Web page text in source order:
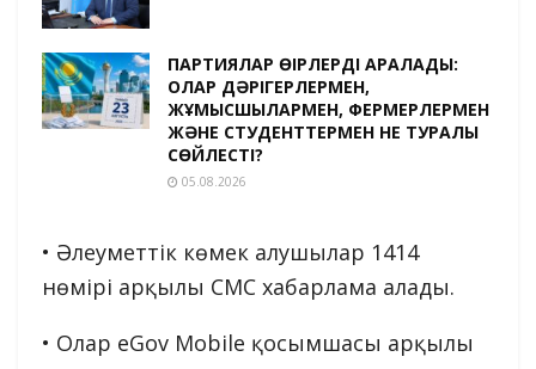
ПАРТИЯЛАР ӨҢІРЛЕРДІ АРАЛАДЫ:
ОЛАР ДӘРІГЕРЛЕРМЕН,
ЖҰМЫСШЫЛАРМЕН, ФЕРМЕРЛЕРМЕН
ЖӘНЕ СТУДЕНТТЕРМЕН НЕ ТУРАЛЫ
СӨЙЛЕСТІ?
05.08.2026
• Әлеуметтік көмек алушылар 1414
нөмірі арқылы СМС хабарлама алады.
• Олар eGov Mobile қосымшасы арқылы